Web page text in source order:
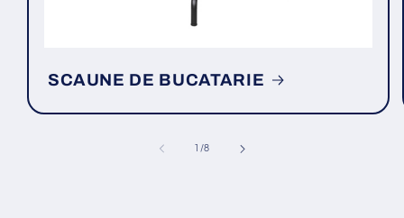
SCAUNE DE BUCATARIE
1 /din
8